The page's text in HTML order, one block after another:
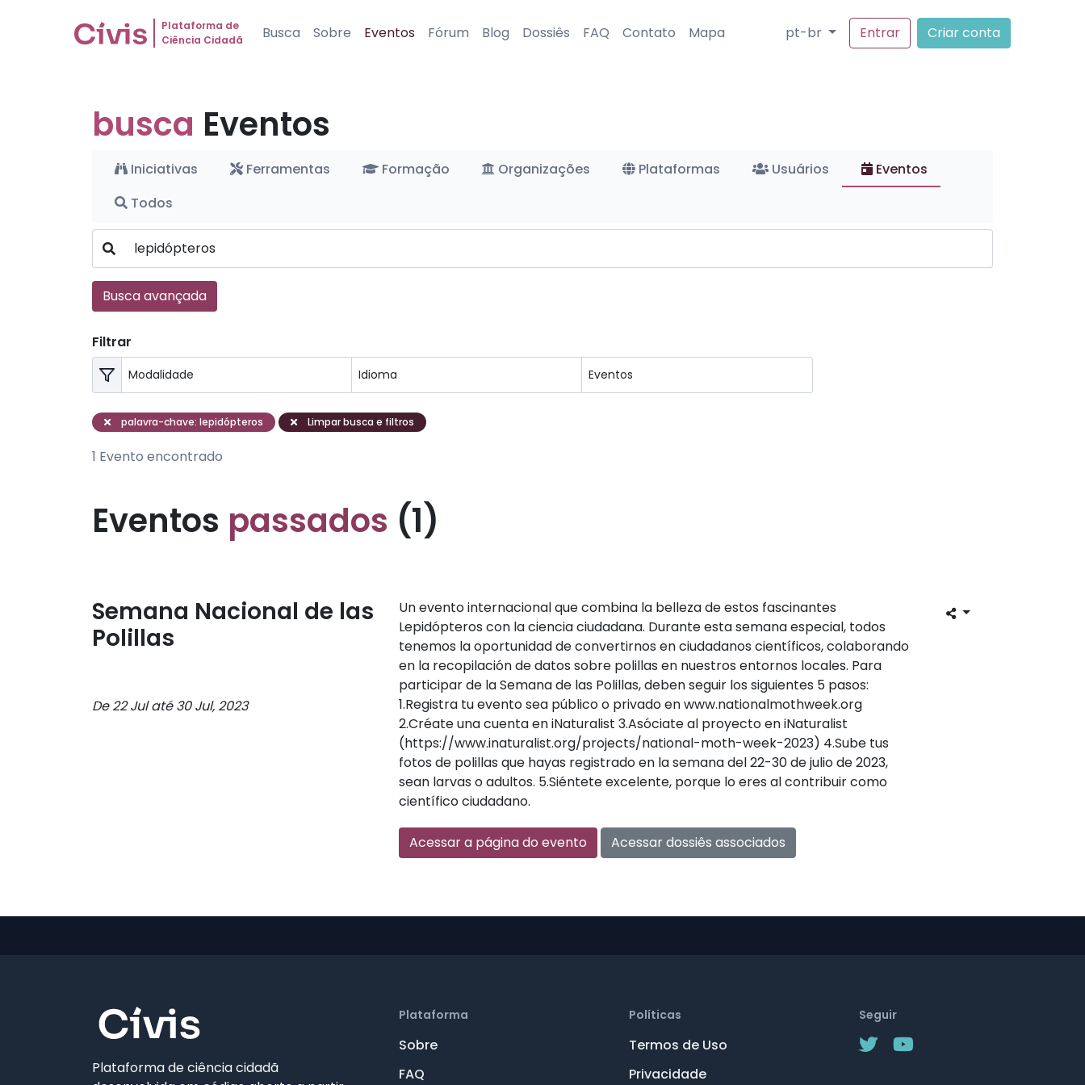
Plataforma de
Ciência Cidadã
Busca Sobre Eventos Fórum Blog Dossiês FAQ Contato Mapa pt-br Entrar Criar conta
busca Eventos
Iniciativas Ferramentas Formação Organizações Plataformas Usuários
Eventos
Todos
Busca avançada
Filtrar
palavra-chave: lepidópteros Limpar busca e filtros
1 Evento encontrado
Eventos passados (1)
Semana Nacional de las
Polillas
De 22 Jul até 30 Jul, 2023
Un evento internacional que combina la belleza de estos fascinantes
Lepidópteros con la ciencia ciudadana. Durante esta semana especial, todos
tenemos la oportunidad de convertirnos en ciudadanos científicos, colaborando
en la recopilación de datos sobre polillas en nuestros entornos locales. Para
participar de la Semana de las Polillas, deben seguir los siguientes 5 pasos:
1.Registra tu evento sea público o privado en www.nationalmothweek.org
2.Créate una cuenta en iNaturalist 3.Asóciate al proyecto en iNaturalist
(https://www.inaturalist.org/projects/national-moth-week-2023) 4.Sube tus
fotos de polillas que hayas registrado en la semana del 22-30 de julio de 2023,
sean larvas o adultos. 5.Siéntete excelente, porque lo eres al contribuir como
científico ciudadano.
Acessar a página do evento Acessar dossiês associados
Plataforma de ciência cidadã
Plataforma
Sobre
FAQ
Políticas
Termos de Uso
Privacidade
Seguir